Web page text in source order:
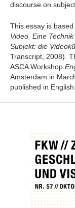
discourse on
This essay is
Video. Eine
Subjekt: die
Transcript, 2008).
ASCA Workshop
Amsterdam in
published in English.